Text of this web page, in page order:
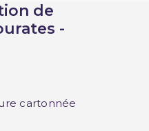
de
-
cartonnée